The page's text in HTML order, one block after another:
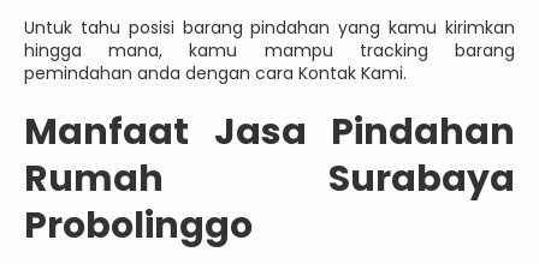
Untuk tahu posisi barang pindahan yang kamu kirimkan
hingga mana, kamu mampu tracking barang
pemindahan anda dengan cara Kontak Kami.
Manfaat Jasa Pindahan
Rumah Surabaya
Probolinggo